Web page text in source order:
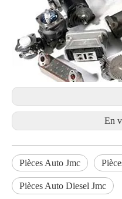
En
Pièces Auto Jmc
Pièces Auto Diesel Jmc